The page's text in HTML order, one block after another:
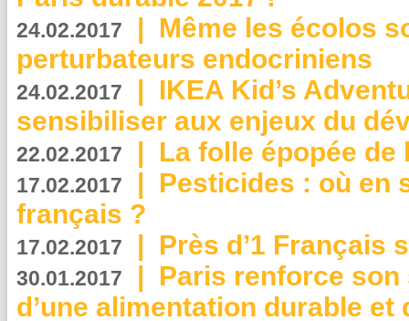
24.02.2017 | Même les écolos
perturbateurs endocriniens
24.02.2017 | IKEA Kid’s
sensibiliser aux enjeux du
22.02.2017 | La folle épopée de
17.02.2017 | Pesticides : où en
français ?
17.02.2017 | Près d’1 Français
30.01.2017 | Paris renforce
d’une alimentation durable et